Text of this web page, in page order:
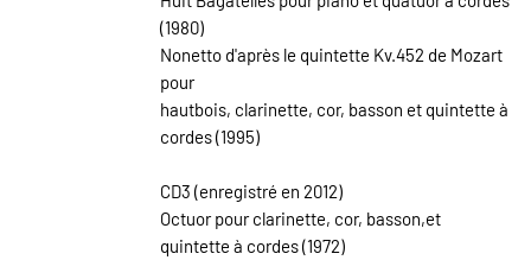
(1980)
Nonetto d'après le quintette Kv.452 de Mozart
pour
hautbois, clarinette, cor, basson et quintette à
cordes (1995)
CD3 (enregistré en 2012)
Octuor pour clarinette, cor, basson,et
quintette à cordes (1972)